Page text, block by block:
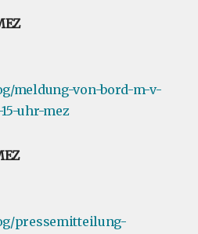
meldung-von-bord-m-v-
uhr-mez
pressemitteilung-